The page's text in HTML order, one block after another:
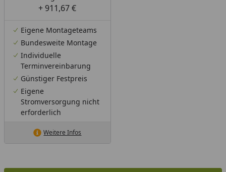
+ 911,67 €
Eigene Montageteams
Bundesweite Montage
Individuelle
Terminvereinbarung
Günstiger Festpreis
Eigene
Stromversorgung nicht
erforderlich
Weitere Infos